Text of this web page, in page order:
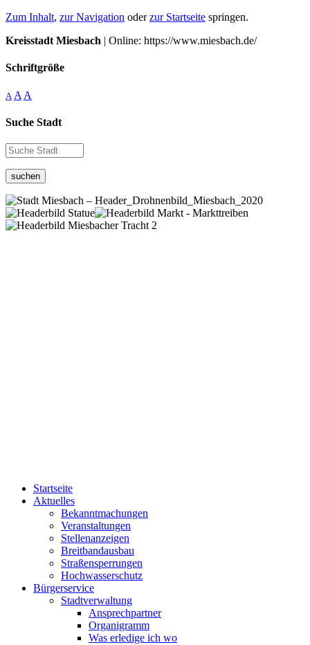
Zum Inhalt, zur Navigation oderzur Startseite springen.
Kreisstadt Miesbach | Online: https://www.miesbach.de/
Schriftgröße
A A A
Suche Stadt
suchen
Startseite
Aktuelles
Bekanntmachungen
Veranstaltungen
Stellenanzeigen
Breitbandausbau
Straßensperrungen
Hochwasserschutz
Bürgerservice
Stadtverwaltung
Ansprechpartner
Organigramm
Was erledige ich wo